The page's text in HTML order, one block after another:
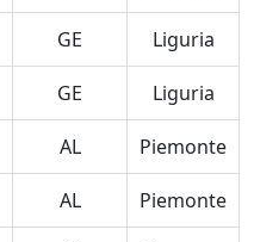
GE Liguria
GE Liguria
AL Piemonte
AL Piemonte